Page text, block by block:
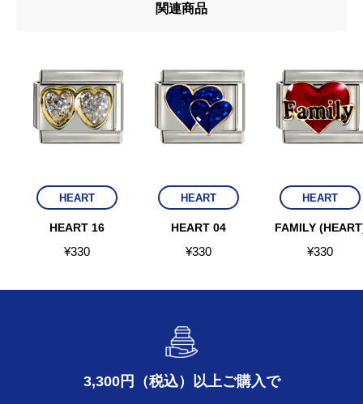
関連商品
HEART
HEART 16
¥330
HEART
HEART 04
¥330
HEART
FAMILY
¥330
3,300円（税込）以上ご購入で